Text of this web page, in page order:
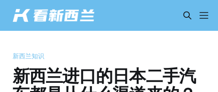
新西兰知识
新西兰进口的日本二手汽